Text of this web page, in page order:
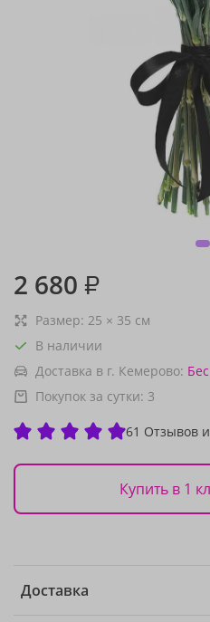
2 680 ₽
Размер: 25 × 35 см
В наличии
Доставка в г. Кемерово:
Покупок за сутки: 3
61 Отзывов
Купить в 1
Доставка